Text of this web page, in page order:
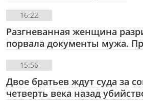
16:22
Разгневанная женщина
порвала документы мужа.
15:56
Двое братьев ждут суда за
четверть века назад